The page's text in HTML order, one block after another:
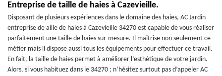
Entreprise de taille de haies à Cazevieille.
Disposant de plusieurs expériences dans le domaine des haies, AC Jardin
entreprise de aille de haies à Cazevieille 34270 est capable de vous réaliser
parfaitement une taille de haies sur-mesure. Il maîtrise non seulement ce
métier mais il dispose aussi tous les équipements pour effectuer ce travail.
En fait, la taille de haies permet à améliorer l’esthétique de votre jardin.
Alors, si vous habituez dans le 34270 ; n’hésitez surtout pas d’appeler AC